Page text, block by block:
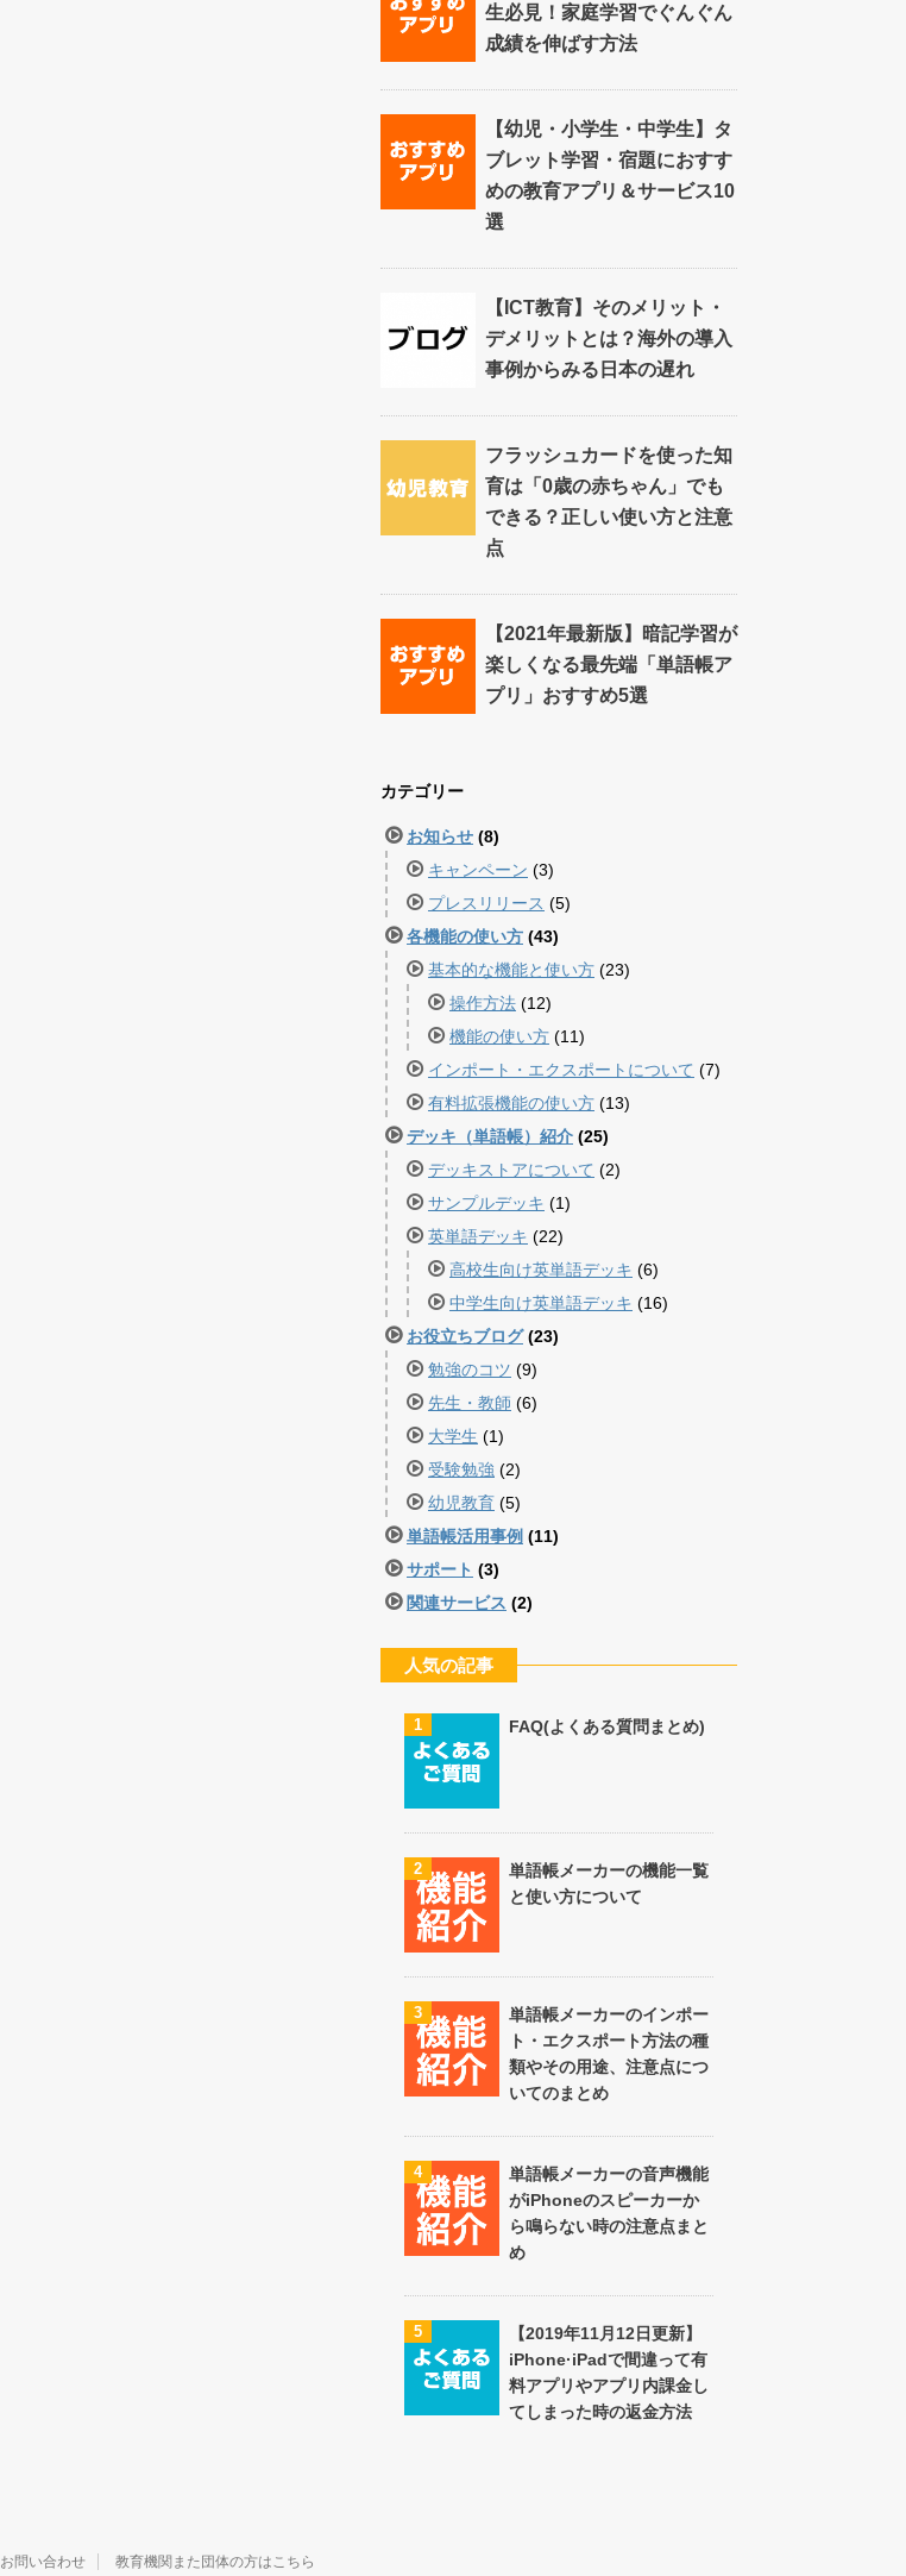
生必見！家庭学習でぐんぐん
成績を伸ばす方法
【幼児・小学生・中学生】タ
ブレット学習・宿題におすす
めの教育アプリ＆サービス10
選
【ICT教育】そのメリット・
デメリットとは？海外の導入
事例からみる日本の遅れ
フラッシュカードを使った知
育は「0歳の赤ちゃん」でも
できる？正しい使い方と注意
点
【2021年最新版】暗記学習が
楽しくなる最先端「単語帳ア
プリ」おすすめ5選
カテゴリー
お知らせ (8)
キャンペーン (3)
プレスリリース (5)
各機能の使い方 (43)
基本的な機能と使い方 (23)
操作方法 (12)
機能の使い方 (11)
インポート・エクスポートについて (7)
有料拡張機能の使い方 (13)
デッキ（単語帳）紹介 (25)
デッキストアについて (2)
サンプルデッキ (1)
英単語デッキ (22)
高校生向け英単語デッキ (6)
中学生向け英単語デッキ (16)
お役立ちブログ(23)
勉強のコツ (9)
先生・教師 (6)
大学生 (1)
受験勉強 (2)
幼児教育 (5)
単語帳活用事例 (11)
サポート (3)
関連サービス (2)
人気の記事
1 FAQ(よくある質問まとめ)
2
単語帳メーカーの機能一覧
と使い方について
3
単語帳メーカーのインポー
ト・エクスポート方法の種
類やその用途、注意点につ
いてのまとめ
4
単語帳メーカーの音声機能
がiPhoneのスピーカーか
ら鳴らない時の注意点まと
め
5
【2019年11月12日更新】
iPhone·iPadで間違って有
料アプリやアプリ内課金し
てしまった時の返金方法
お問い合わせ 教育機関また団体の方はこちら